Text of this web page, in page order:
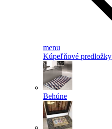
menu
Kúpeľňové predložky
Behúne